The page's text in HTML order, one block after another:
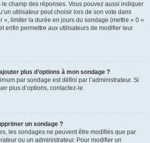
champ des réponses. Vous pouvez aussi indiquer
utilisateur peut choisir lors de son vote dans
», limiter la durée en jours du sondage (mettre « 0 »
enfin permettre aux utilisateurs de modifier leur
plus d’options à mon sondage ?
par sondage est défini par l’administrateur. Si
plus d’options, contactez-le.
un sondage ?
les sondages ne peuvent être modifiés que par
ou un administrateur. Pour modifier un